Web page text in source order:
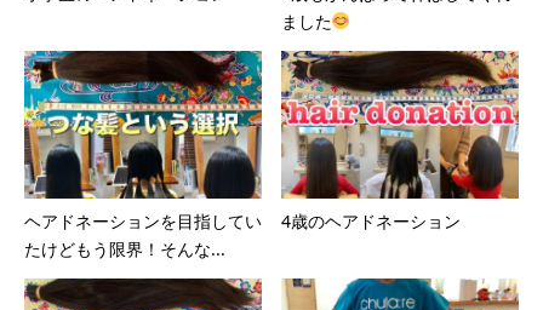
ました
ヘアドネーションを目指してい
たけどもう限界！そんな...
4歳のヘアドネーション